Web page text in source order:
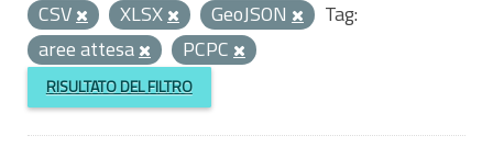
CSV
XLSX GeoJSON
Tag:
aree attesa
PCPC
RISULTATO DEL FILTRO